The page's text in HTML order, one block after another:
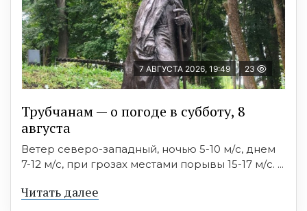
7 АВГУСТА 2026, 19:49 23
Трубчанам — о погоде в субботу, 8
августа
Ветер северо-западный, ночью 5-10 м/с, днем
7-12 м/с, при грозах местами порывы 15-17 м/с. ...
Читать далее